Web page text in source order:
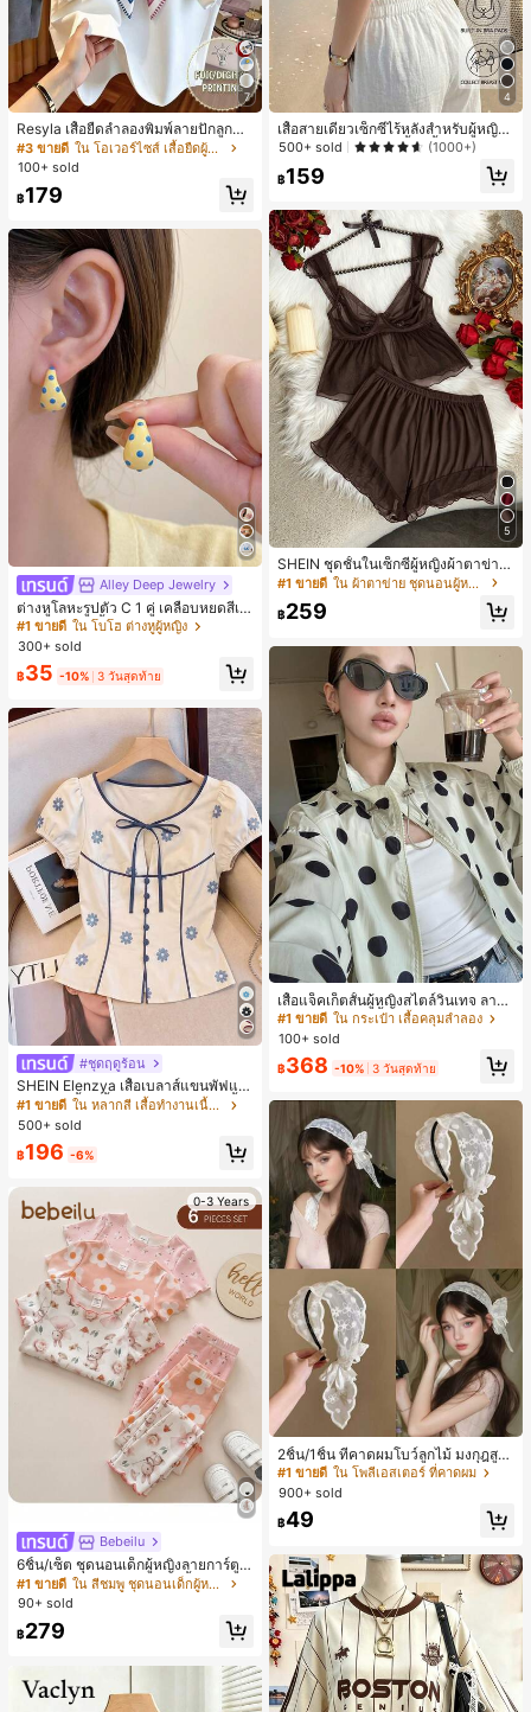
7
Resyla เสื้อยืดลำลองพิมพ์ลายปักลูกปัด
รูปโบว์ขนาดใหญ่สำหรับผู้หญิง
#3 ขายดี
ใน โอเวอร์ไซส์ เสื้อยืดผู้หญิง
100+ sold
฿179
Alley Deep Jewelry
ต่างหูโลหะรูปตัว C 1 คู่ เคลือบหยดสีเห
ลือง ลายจุดสีน้ำเงิน สไตล์ยุโรปและอเม
ริกัน แฟชั่นส่วนตัว หวานและสง่างาม
สำหรับผู้หญิงและเด็กหญิง สำหรับการเ
ดินทาง งานแต่งงาน ปาร์ตี้ วันเกิด ของ
#1 ขายดี ใน โบโฮ ต่างหูผู้หญิง
ลูกค้ากลับมาซื้อซ้ำ!
เกือบหมดแล้ว!
#1 ขายดี ใน โบโฮ ต่างหูผู้หญิง
ลูกค้ากลับมาซื้อซ้ำ!
เกือบหมดแล้ว!
#1 ขายดี ใน โบโฮ ต่างหูผู้หญิง
ลูกค้ากลับมาซื้อซ้ำ!
เกือบหมดแล้ว!
#1 ขายดี ใน โบโฮ ต่างหูผู้หญิง
เกือบหมดแล้ว!
300+ sold
฿35 -10% 3 วันสุดท้าย
#ชุดฤดูร้อน
SHEIN Elenzya เสื้อเบลาส์แขนพัฟแต่
งระบายสีพื้นสีน้ำเงินสำหรับผู้หญิง, เสื้อ
ครอปเข้ารูปผูกโบว์คอวีตัดกันสำหรับฤ
ดูร้อน
#1 ขายดี
ใน หลากสี เสื้อทำงานเนื้อผ้านุ่ม
500+ sold
฿196 -6%
0-3 Years
Bebeilu
6ชิ้น/เซ็ต ชุดนอนเด็กผู้หญิงลายการ์ตูน
หมีและดอกไม้ คอกลม แขนสั้น กางเกง
ขาสั้น ขอบระบาย สวมใส่สบาย
#1 ขายดี
ใน สีชมพู ชุดนอนเด็กผู้หญิง
90+ sold
฿279
4
เสื้อสายเดี่ยวเซ็กซี่ไร้หลังสำหรับผู้หญิง
พร้อมบราแบบมีฟองน้ำ, เสื้อกล้ามแขน
500+ sold (1000+)
฿159
5
SHEIN ชุดชั้นในเซ็กซี่ผู้หญิงผ้าตาข่าย
มีโครงคัพบาง
#1 ขายดี ใน ผ้าตาข่าย ชุดนอนผู้หญิง
฿259
เสื้อแจ็คเก็ตสั้นผู้หญิงสไตล์วินเทจ ลายจุ
ดขนาดใหญ่ คอตั้ง เอวเข้ารูป แขนพอง
ทรงหลวม แฟชั่นอเนกประสงค์ สำหรับใ
ส่ประจำวันและไปเที่ยวพักผ่อน
#1 ขายดี
ใน กระเป๋า เสื้อคลุมลำลอง
ลูกค้ากลับมาซื้อซ้ำ!
#1 ขายดี ใน กระเป๋า เสื้อคลุมลำลอง
ลูกค้ากลับมาซื้อซ้ำ!
#1 ขายดี ใน กระเป๋า เสื้อคลุมลำลอง
ลูกค้ากลับมาซื้อซ้ำ!
#1 ขายดี
ใน กระเป๋า เสื้อคลุมลำลอง
100+ sold
฿368 -10% 3 วันสุดท้าย
2ชิ้น/1ชิ้น ที่คาดผมโบว์ลูกไม้ มงกุฎสูง
แถบกว้าง สีดำ สีขาว สำหรับใส่ประจำ
วัน กิ๊บติดผม ยางรัดผม (ลายปักดอกไม้
จัดวางแบบสุ่ม)
#1 ขายดี ใน โพลีเอสเตอร์ ที่คาดผม
900+ sold
฿49